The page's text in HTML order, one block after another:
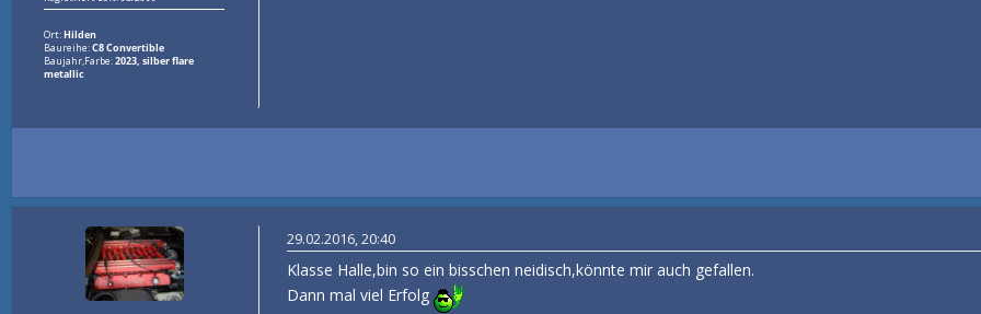
Ort:Hilden
Baureihe:C8 Convertible
Baujahr,Farbe:2023, silber flare
metallic
29.02.2016, 20:40
Klasse Halle,bin so ein bisschen neidisch,könnte mir auch gefallen.
Dann mal viel Erfolg